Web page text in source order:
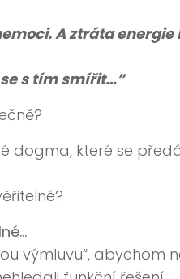
A ztráta energie
s tím smířit…”
dogma, které se
výmluvu“, abychom